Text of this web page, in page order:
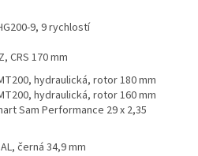
9, 9 rychlostí
CRS 170 mm
hydraulická, rotor 180 mm
hydraulická, rotor 160 mm
Sam Performance 29 x 2,35
AL, černá 34,9 mm